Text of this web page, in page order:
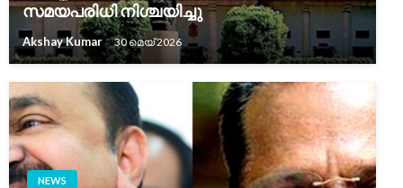
സമയപരിധി നിശ്ചയിച്ചു
Akshay Kumar 30 മെയ്‌ 2026
NEWS